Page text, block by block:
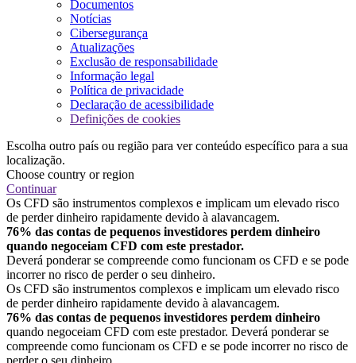
Documentos
Notícias
Cibersegurança
Atualizações
Exclusão de responsabilidade
Informação legal
Política de privacidade
Declaração de acessibilidade
Definições de cookies
Escolha outro país ou região para ver conteúdo específico para a sua
localização.
Choose country or region
Continuar
Os CFD são instrumentos complexos e implicam um elevado risco
de perder dinheiro rapidamente devido à alavancagem.
76% das contas de pequenos investidores perdem dinheiro
quando negoceiam CFD com este prestador.
Deverá ponderar se compreende como funcionam os CFD e se pode
incorrer no risco de perder o seu dinheiro.
Os CFD são instrumentos complexos e implicam um elevado risco
de perder dinheiro rapidamente devido à alavancagem.
76% das contas de pequenos investidores perdem dinheiro
quando negoceiam CFD com este prestador. Deverá ponderar se
compreende como funcionam os CFD e se pode incorrer no risco de
perder o seu dinheiro.